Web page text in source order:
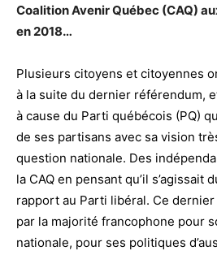
Coalition Avenir Québec (CAQ)
en 2018…
Plusieurs citoyens et citoyennes
à la suite du dernier référendum,
à cause du Parti québécois (PQ)
de ses partisans avec sa vision
question nationale. Des
la CAQ en pensant qu’il s’agissait
rapport au Parti libéral. Ce
par la majorité francophone pour
nationale, pour ses politiques